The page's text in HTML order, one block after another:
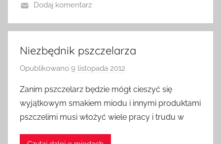
Dodaj komentarz
Niezbędnik pszczelarza
Opublikowano 9 listopada 2012
z
e
z
Zanim pszczelarz będzie mógł cieszyć się
wyjątkowym smakiem miodu i innymi produktami
pszczelimi musi włożyć wiele pracy i trudu w